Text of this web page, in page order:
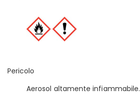
Pericolo
Aerosol altamente infiammabile.